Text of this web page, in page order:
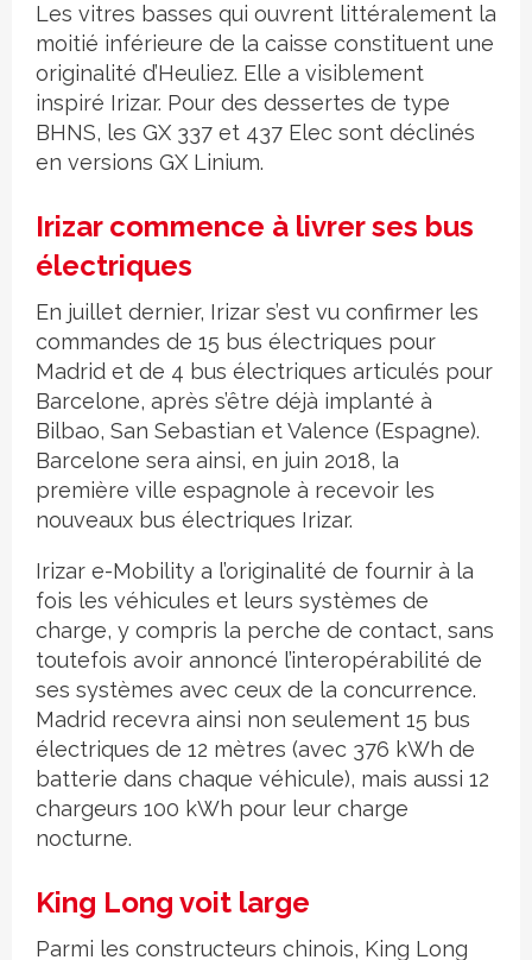
Les vitres basses qui ouvrent littéralement la
moitié inférieure de la caisse constituent une
originalité d’Heuliez. Elle a visiblement
inspiré Irizar. Pour des dessertes de type
BHNS, les GX 337 et 437 Elec sont déclinés
en versions GX Linium.
Irizar commence à livrer ses bus
électriques
En juillet dernier, Irizar s’est vu confirmer les
commandes de 15 bus électriques pour
Madrid et de 4 bus électriques articulés pour
Barcelone, après s’être déjà implanté à
Bilbao, San Sebastian et Valence (Espagne).
Barcelone sera ainsi, en juin 2018, la
première ville espagnole à recevoir les
nouveaux bus électriques Irizar.
Irizar e-Mobility a l’originalité de fournir à la
fois les véhicules et leurs systèmes de
charge, y compris la perche de contact, sans
toutefois avoir annoncé l’interopérabilité de
ses systèmes avec ceux de la concurrence.
Madrid recevra ainsi non seulement 15 bus
électriques de 12 mètres (avec 376 kWh de
batterie dans chaque véhicule), mais aussi 12
chargeurs 100 kWh pour leur charge
nocturne.
King Long voit large
Parmi les constructeurs chinois, King Long